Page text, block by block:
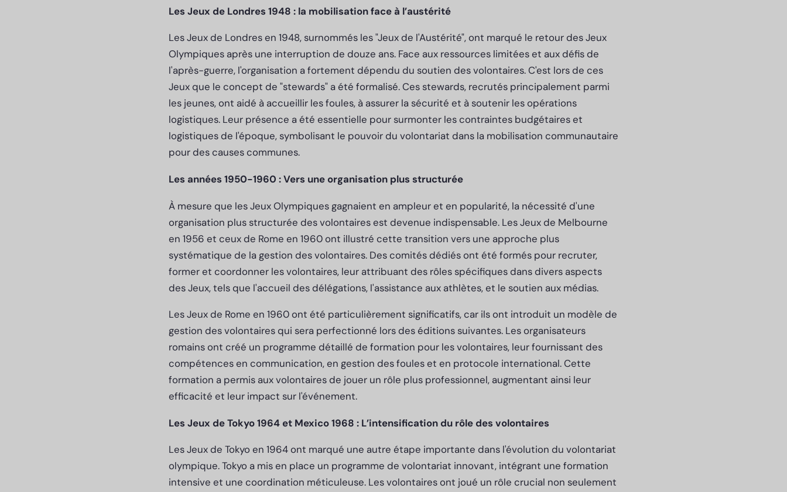
Les Jeux de Londres 1948 : la mobilisation face à l’austérité
Les Jeux de Londres en 1948, surnommés les "Jeux de l'Austérité", ont marqué le retour des Jeux
Olympiques après une interruption de douze ans. Face aux ressources limitées et aux défis de
l'après-guerre, l'organisation a fortement dépendu du soutien des volontaires. C'est lors de ces
Jeux que le concept de "stewards" a été formalisé. Ces stewards, recrutés principalement parmi
les jeunes, ont aidé à accueillir les foules, à assurer la sécurité et à soutenir les opérations
logistiques. Leur présence a été essentielle pour surmonter les contraintes budgétaires et
logistiques de l'époque, symbolisant le pouvoir du volontariat dans la mobilisation communautaire
pour des causes communes.
Les années 1950-1960 : Vers une organisation plus structurée
À mesure que les Jeux Olympiques gagnaient en ampleur et en popularité, la nécessité d'une
organisation plus structurée des volontaires est devenue indispensable. Les Jeux de Melbourne
en 1956 et ceux de Rome en 1960 ont illustré cette transition vers une approche plus
systématique de la gestion des volontaires. Des comités dédiés ont été formés pour recruter,
former et coordonner les volontaires, leur attribuant des rôles spécifiques dans divers aspects
des Jeux, tels que l'accueil des délégations, l'assistance aux athlètes, et le soutien aux médias.
Les Jeux de Rome en 1960 ont été particulièrement significatifs, car ils ont introduit un modèle de
gestion des volontaires qui sera perfectionné lors des éditions suivantes. Les organisateurs
romains ont créé un programme détaillé de formation pour les volontaires, leur fournissant des
compétences en communication, en gestion des foules et en protocole international. Cette
formation a permis aux volontaires de jouer un rôle plus professionnel, augmentant ainsi leur
efficacité et leur impact sur l'événement.
Les Jeux de Tokyo 1964 et Mexico 1968 : L’intensification du rôle des volontaires
Les Jeux de Tokyo en 1964 ont marqué une autre étape importante dans l'évolution du volontariat
olympique. Tokyo a mis en place un programme de volontariat innovant, intégrant une formation
intensive et une coordination méticuleuse. Les volontaires ont joué un rôle crucial non seulement